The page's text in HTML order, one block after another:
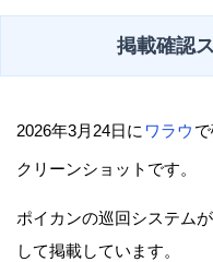
掲載確認
2026年3月24日に ワラウ
クリーンショットです。
ポイカンの巡回システム
して掲載しています。